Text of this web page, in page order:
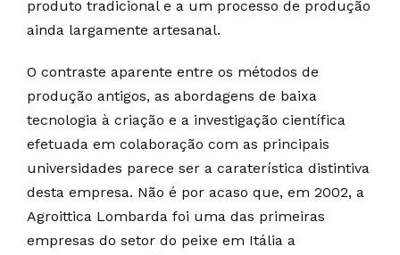
produto tradicional e a um processo de produção
ainda largamente artesanal.
O contraste aparente entre os métodos de
produção antigos, as abordagens de baixa
tecnologia à criação e a investigação científica
efetuada em colaboração com as principais
universidades parece ser a caraterística distintiva
desta empresa. Não é por acaso que, em 2002, a
Agroittica Lombarda foi uma das primeiras
empresas do setor do peixe em Itália a